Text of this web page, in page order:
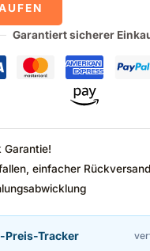
Garantiert sicherer
Garantie!
einfacher Rückversand
Preis-Tracker